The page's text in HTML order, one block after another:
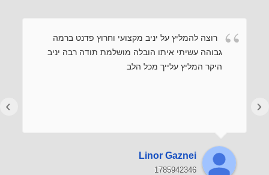
רוצה להמליץ על יניב מקצועי וחרוץ פדנט ברמה
גבוהה עשיתי איתו הובלה מושלמת תודה רבה יניב
היקר המליץ עלייך מכל הלב
Linor Gaznei
1785942346
‹
›